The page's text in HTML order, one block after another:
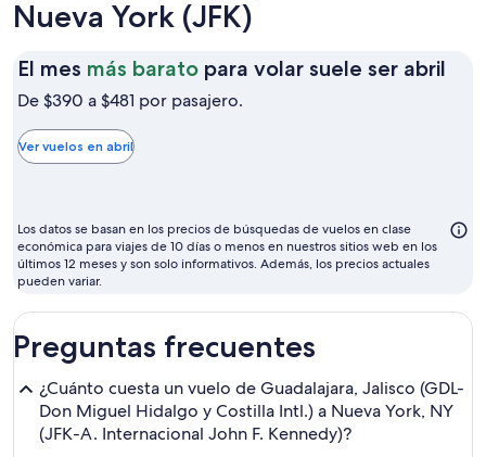
Nueva York (JFK)
El mes más barato para volar suele ser abril
De $390 a $481 por pasajero.
Ver vuelos en abril
Los datos se basan en los precios de búsquedas de vuelos en clase
económica para viajes de 10 días o menos en nuestros sitios web en los
últimos 12 meses y son solo informativos. Además, los precios actuales
pueden variar.
Preguntas frecuentes
¿Cuánto cuesta un vuelo de Guadalajara, Jalisco (GDL-
Don Miguel Hidalgo y Costilla Intl.) a Nueva York, NY
(JFK-A. Internacional John F. Kennedy)?